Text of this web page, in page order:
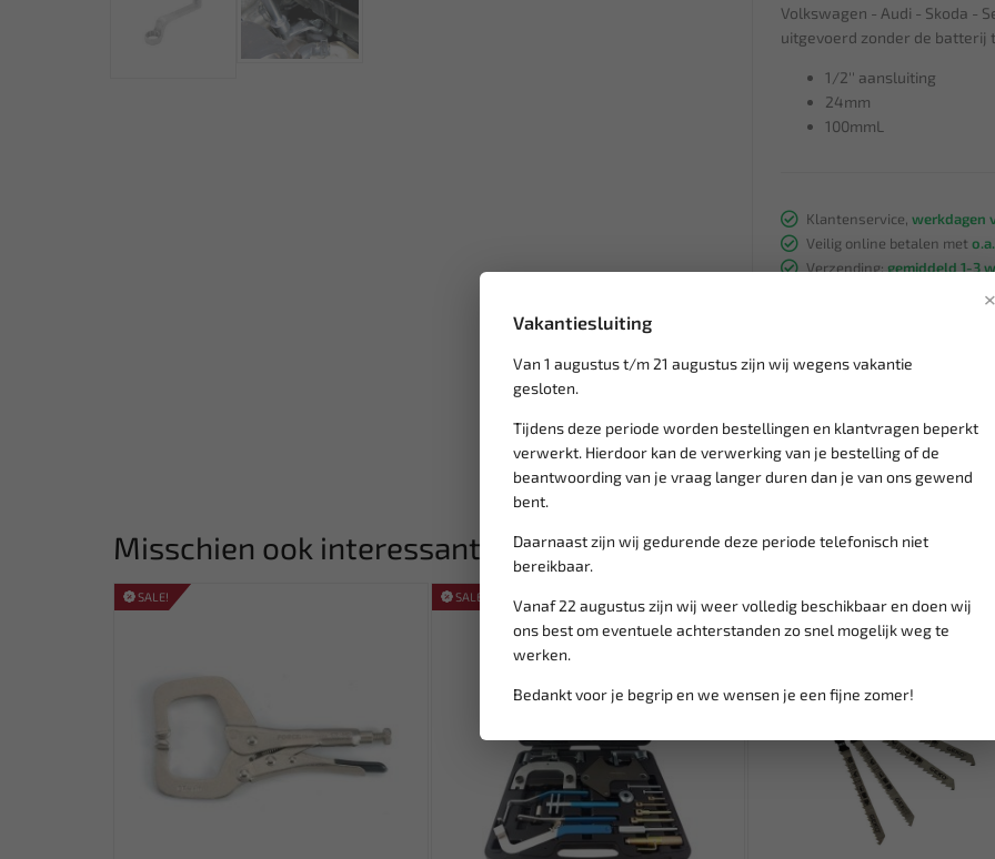
×
Vakantiesluiting
Van 1 augustus t/m 21 augustus zijn wij wegens vakantie
gesloten.
Tijdens deze periode worden bestellingen en klantvragen beperkt
verwerkt. Hierdoor kan de verwerking van je bestelling of de
beantwoording van je vraag langer duren dan je van ons gewend
bent.
Daarnaast zijn wij gedurende deze periode telefonisch niet
bereikbaar.
Vanaf 22 augustus zijn wij weer volledig beschikbaar en doen wij
ons best om eventuele achterstanden zo snel mogelijk weg te
werken.
Bedankt voor je begrip en we wensen je een fijne zomer!
Volkswagen - Audi - Skoda -
uitgevoerd zonder de batterij
1/2'' aansluiting
24mm
100mmL
Klantenservice, werkdagen
Veilig online betalen met
Verzending: gemiddeld 1-3
Misschien ook interessant:
SALE! SALE!